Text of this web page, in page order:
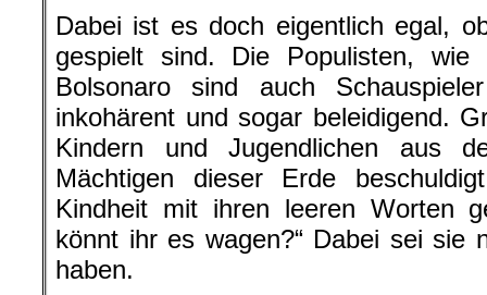
Dabei ist es doch eigentlich egal,
gespielt sind. Die Populisten,
Bolsonaro sind auch
inkohärent und sogar beleidigend.
Kindern und Jugendlichen aus
Mächtigen dieser Erde
Kindheit mit ihren leeren Worten
könnt ihr es wagen?“ Dabei sei sie
haben.